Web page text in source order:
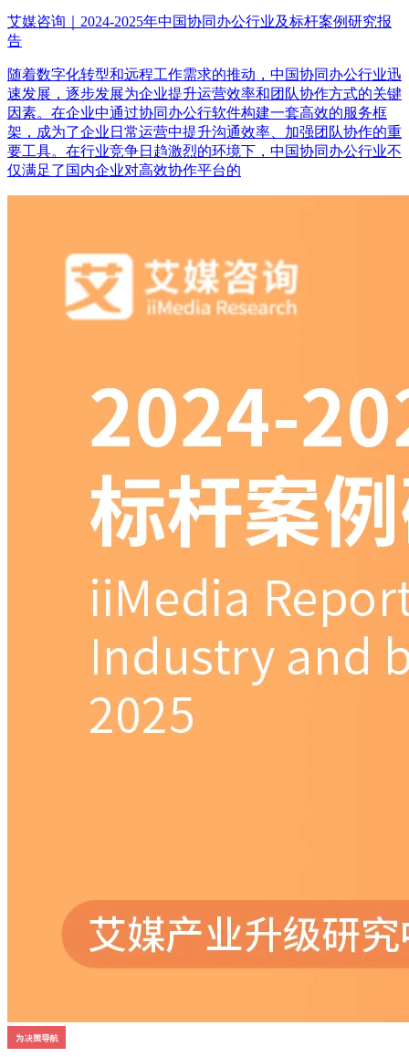
艾媒咨询｜2024-2025年中国协同办公行业及标杆案例研究报
告
随着数字化转型和远程工作需求的推动，中国协同办公行业迅
速发展，逐步发展为企业提升运营效率和团队协作方式的关键
因素。在企业中通过协同办公行软件构建一套高效的服务框
架，成为了企业日常运营中提升沟通效率、加强团队协作的重
要工具。在行业竞争日趋激烈的环境下，中国协同办公行业不
仅满足了国内企业对高效协作平台的